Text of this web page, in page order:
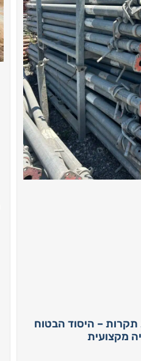
תקרות – היסוד הבטוח
מקצועית